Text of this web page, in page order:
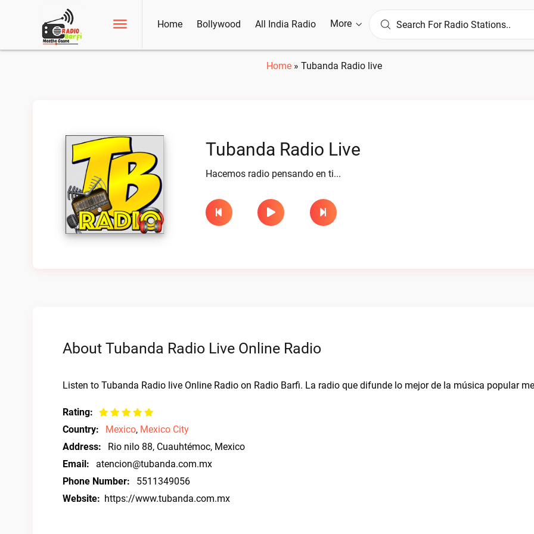
Home Bollywood All India Radio More
Home » Tubanda Radio live
Tubanda Radio Live
Hacemos radio pensando en ti...
About Tubanda Radio Live Online Radio
Listen to Tubanda Radio live Online Radio on Radio Barfi. La radio que difunde lo mejor de la música popular
Rating:
Country:
Mexico, Mexico City
Address:
Rio nilo 88, Cuauhtémoc, Mexico
Email:
atencion@tubanda.com.mx
Phone Number:
5511349056
Website: https://www.tubanda.com.mx